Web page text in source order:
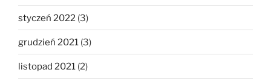
styczeń 2022 (3)
grudzień 2021 (3)
listopad 2021 (2)